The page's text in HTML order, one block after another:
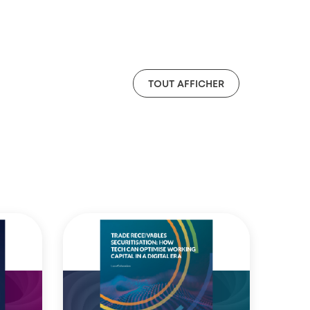
TOUT AFFICHER